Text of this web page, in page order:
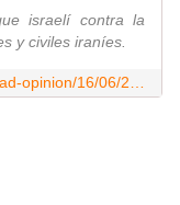
israelí contra la
y civiles iraníes.